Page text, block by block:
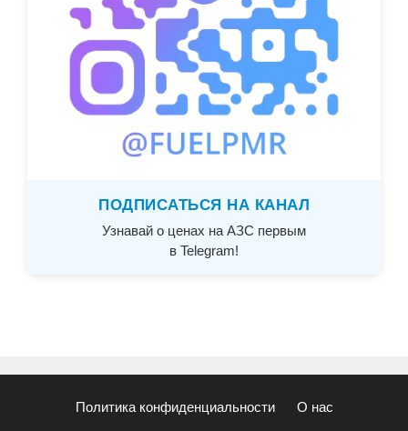
ПОДПИСАТЬСЯ НА КАНАЛ
Узнавай о ценах на АЗС первым
в Telegram!
Политика конфиденциальности О нас